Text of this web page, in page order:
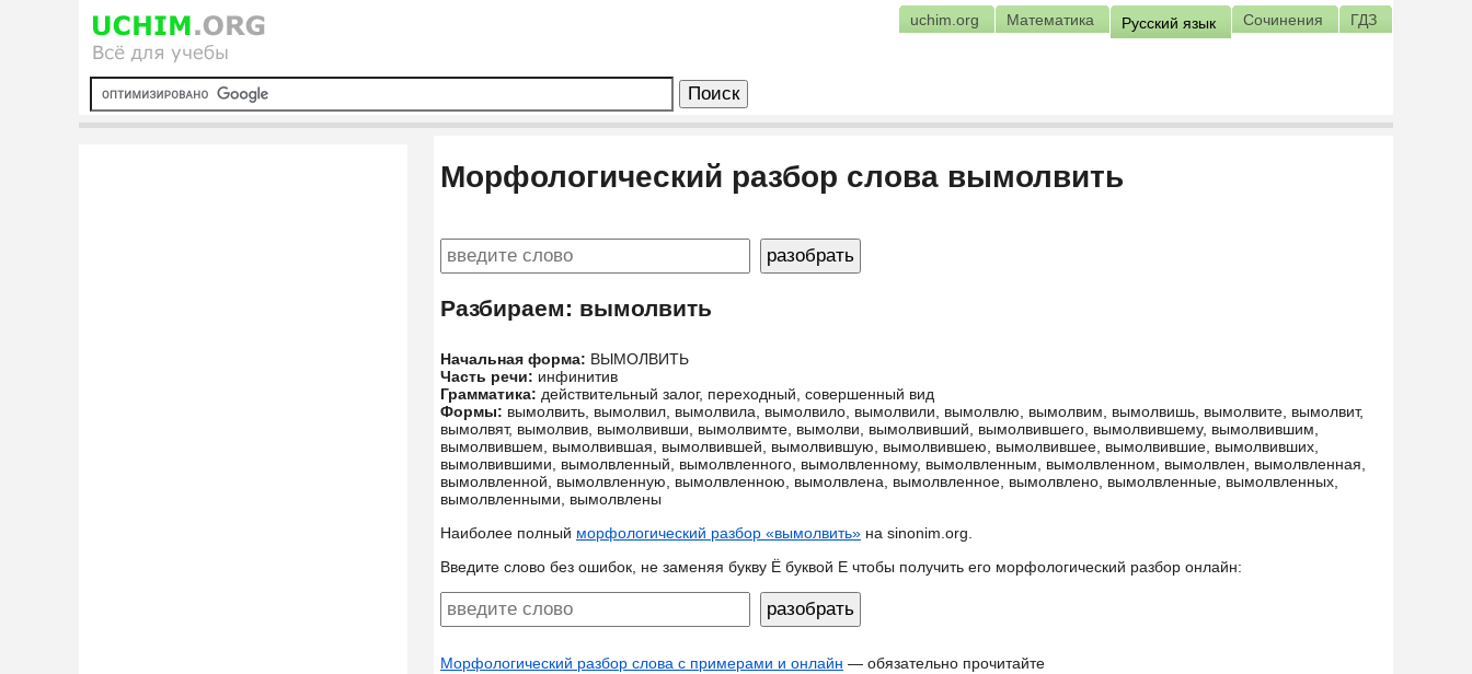
uchim.org Математика Русский язык Сочинения ГДЗ
Морфологический разбор слова вымолвить
Разбираем: вымолвить
Начальная форма: ВЫМОЛВИТЬ
Часть речи: инфинитив
Грамматика: действительный залог, переходный, совершенный вид
Формы: вымолвить, вымолвил, вымолвила, вымолвило, вымолвили, вымолвлю, вымолвим, вымолвишь, вымолвите, вымолвит,
вымолвят, вымолвив, вымолвивши, вымолвимте, вымолви, вымолвивший, вымолвившего, вымолвившему, вымолвившим,
вымолвившем, вымолвившая, вымолвившей, вымолвившую, вымолвившею, вымолвившее, вымолвившие, вымолвивших,
вымолвившими, вымолвленный, вымолвленного, вымолвленному, вымолвленным, вымолвленном, вымолвлен, вымолвленная,
вымолвленной, вымолвленную, вымолвленною, вымолвлена, вымолвленное, вымолвлено, вымолвленные, вымолвленных,
вымолвленными, вымолвлены
Наиболее полный морфологический разбор «вымолвить» на sinonim.org.
Введите слово без ошибок, не заменяя букву Ё буквой Е чтобы получить его морфологический разбор онлайн:
Морфологический разбор слова с примерами и онлайн — обязательно прочитайте